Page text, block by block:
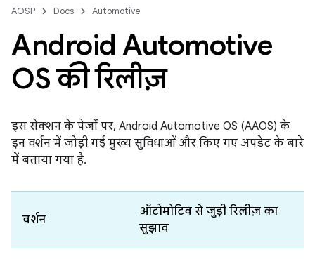
AOSP Docs Automotive
Android Automotive
OS की रिलीज़
इस सेक्शन के पेजों पर, Android Automotive OS (AAOS) के
इन वर्शन में जोड़ी गई मुख्य सुविधाओं और किए गए अपडेट के बारे
में बताया गया है.
वर्शन
ऑटोमोटिव से जुड़ी रिलीज़ का
सुझाव